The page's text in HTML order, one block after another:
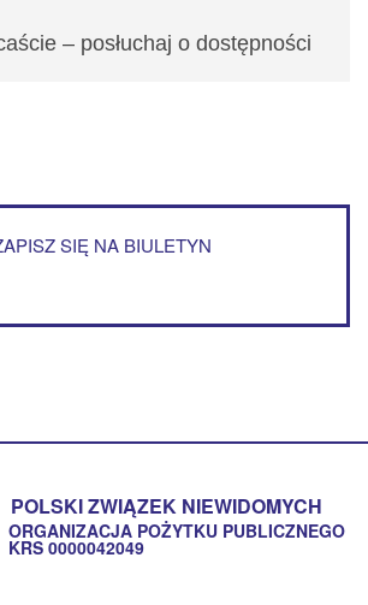
– posłuchaj o dostępności
SIĘ NA BIULETYN
POLSKI ZWIĄZEK NIEWIDOMYCH
ORGANIZACJA POŻYTKU PUBLICZNEGO
KRS 0000042049